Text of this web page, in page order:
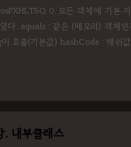
0. 모든 객체에 기본
다. equals : 같은 (메모리) 객체
호출(기본값) hashCode : 해
내부클래스